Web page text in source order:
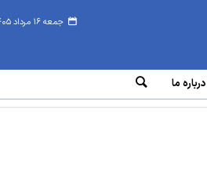
جمعه ۱۶ مرداد ۱۴۰۵
درباره ما